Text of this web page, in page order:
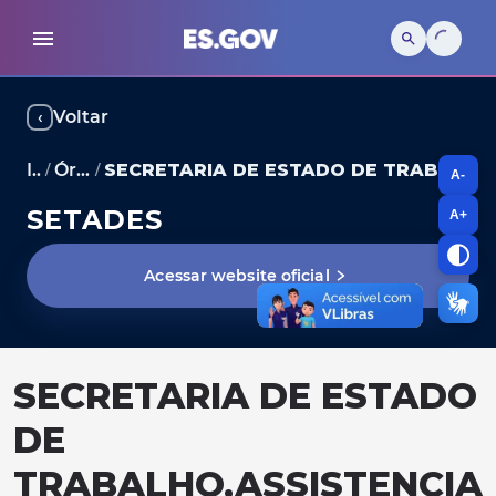
A-
A+
‹ Voltar
Início/ Órgãos e secretarias / SECRETARIA DE ESTADO DE TRABALHO,ASSISTENCIA E DESENVOLVIMENTO SOCIAL
SETADES
Acessar website oficial
SECRETARIA DE ESTADO
DE
TRABALHO,ASSISTENCIA